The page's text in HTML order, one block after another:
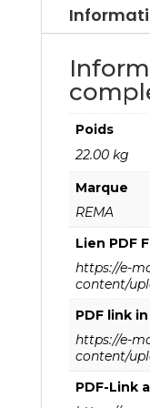
Poids
22.00 kg
Marque
REMA
Lien PDF
https://e-
content/
PDF link
https://e-
content/
PDF-Link